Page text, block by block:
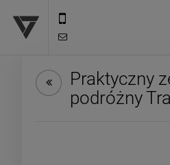
Praktyczny
podróżny